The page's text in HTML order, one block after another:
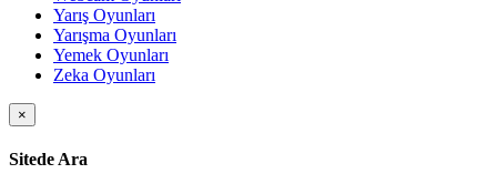
Yarış Oyunları
Yarışma Oyunları
Yemek Oyunları
Zeka Oyunları
×
Sitede Ara